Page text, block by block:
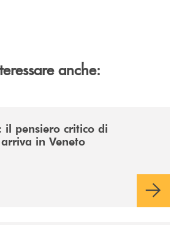
anche:
il pensiero critico di
in Veneto